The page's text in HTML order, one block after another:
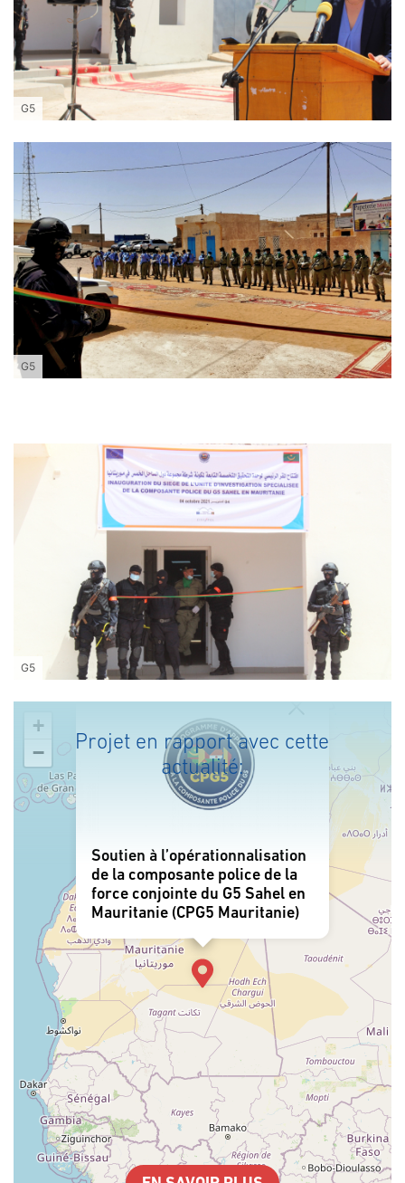
G5
G5
G5
Projet en rapport avec cette
actualité:
Soutien à l’opérationnalisation
de la composante police de la
force conjointe du G5 Sahel en
Mauritanie (CPG5 Mauritanie)
+
−